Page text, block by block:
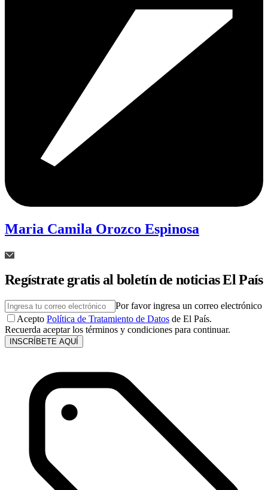
Maria Camila Orozco Espinosa
Regístrate gratis al boletín de noticias El País
Por favor ingresa un correo electrónico
Acepto Política de Tratamiento de Datos de El País.
Recuerda aceptar los términos y condiciones para continuar.
INSCRÍBETE AQUÍ